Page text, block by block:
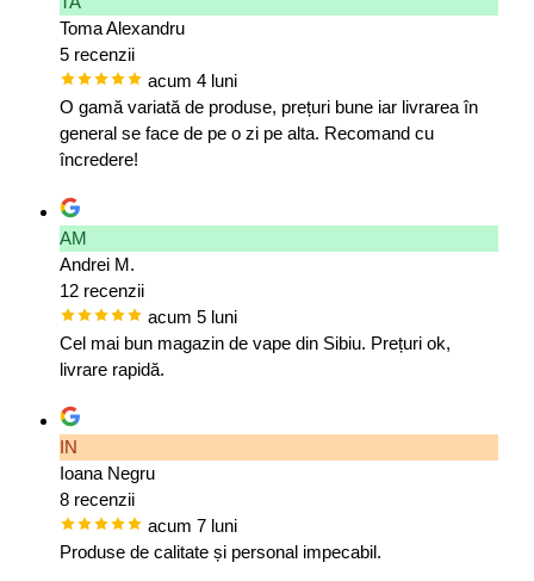
Toma Alexandru
5 recenzii
acum 4 luni
O gamă variată de produse, prețuri bune iar livrarea în
general se face de pe o zi pe alta. Recomand cu
încredere!
AM
Andrei M.
12 recenzii
acum 5 luni
Cel mai bun magazin de vape din Sibiu. Prețuri ok,
livrare rapidă.
IN
Ioana Negru
8 recenzii
acum 7 luni
Produse de calitate și personal impecabil.